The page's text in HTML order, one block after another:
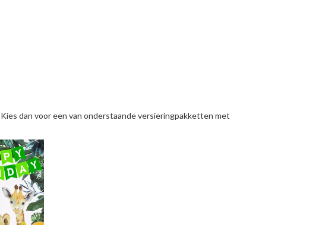
dan voor een van onderstaande versieringpakketten met